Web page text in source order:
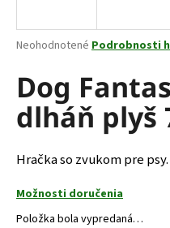
Priemerné
produktu
je
0,0
z
hviezdičiek.
Neohodnotené Podrobnosti
Dog
dlháň plyš
Hračka so zvukom pre psy.
Možnosti doručenia
Položka bola vypredaná…
j
ť
?
HĽADAŤ